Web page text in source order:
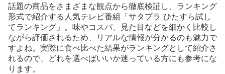
話題の商品をさまざまな観点から徹底検証し、ランキング
形式で紹介する人気テレビ番組「サタプラ ひたすら試し
てランキング」。味やコスパ、見た目などを細かく比較し
ながら評価されるため、リアルな情報が分かるのも魅力で
すよね。実際に食べ比べた結果がランキングとして紹介さ
れるので、どれを選べばいいか迷っている方にも参考にな
ります。